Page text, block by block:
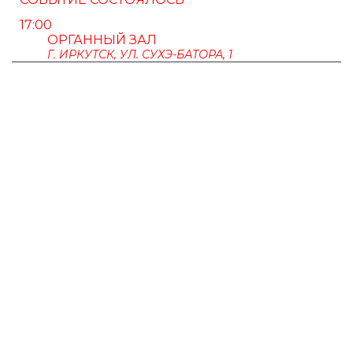
17:00
ОРГАННЫЙ ЗАЛ
Г. ИРКУТСК, УЛ. СУХЭ-БАТОРА, 1